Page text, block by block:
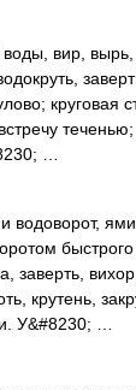
вир, вырь,
круговая
…
водоворот,
быстрого
заверть,
крутень,
У&#8230; …